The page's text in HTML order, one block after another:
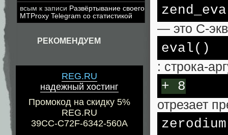
всым к записи Развёртывание своего
MTProxy Telegram со статистикой
РЕКОМЕНДУЕМ
REG.RU
надежный хостинг
Промокод на скидку 5%
REG.RU
39CC-C72F-6342-560A
zend_
— это C-
eval()
: строка-
+ 8
отрезает
zerodium